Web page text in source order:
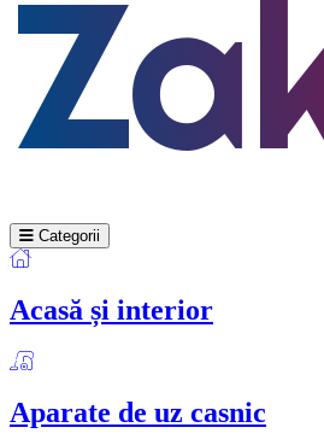
Categorii
Acasă și interior
Aparate de uz casnic